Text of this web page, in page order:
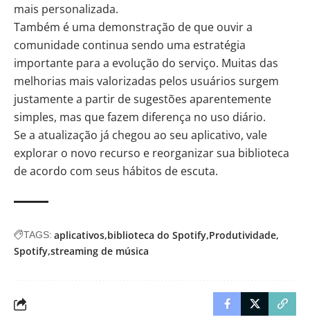
mais personalizada.
Também é uma demonstração de que ouvir a
comunidade continua sendo uma estratégia
importante para a evolução do serviço. Muitas das
melhorias mais valorizadas pelos usuários surgem
justamente a partir de sugestões aparentemente
simples, mas que fazem diferença no uso diário.
Se a atualização já chegou ao seu aplicativo, vale
explorar o novo recurso e reorganizar sua biblioteca
de acordo com seus hábitos de escuta.
TAGS: aplicativos biblioteca do Spotify Produtividade
Spotify streaming de música